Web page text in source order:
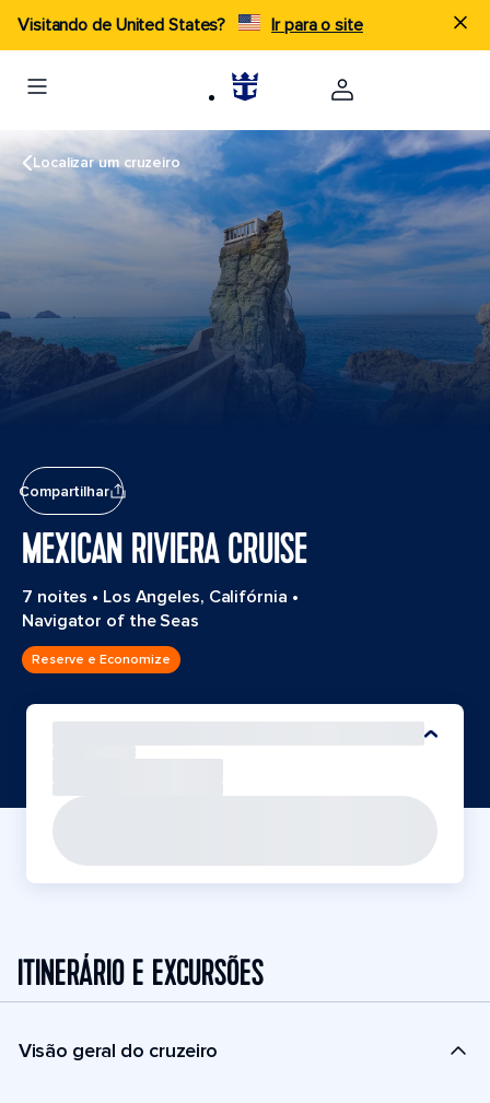
Visitando de United States? Ir para o site
Localizar um cruzeiro
Compartilhar
MEXICAN RIVIERA CRUISE
7 noites • Los Angeles, Califórnia •
Navigator of the Seas
Reserve e Economize
ITINERÁRIO E EXCURSÕES
Visão geral do cruzeiro